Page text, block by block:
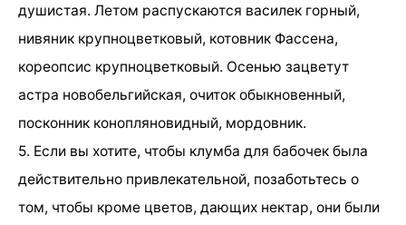
душистая. Летом распускаются василек горный,
нивяник крупноцветковый, котовник Фассена,
кореопсис крупноцветковый. Осенью зацветут
астра новобельгийская, очиток обыкновенный,
посконник конопляновидный, мордовник.
5. Если вы хотите, чтобы клумба для бабочек была
действительно привлекательной, позаботьтесь о
том, чтобы кроме цветов, дающих нектар, они были